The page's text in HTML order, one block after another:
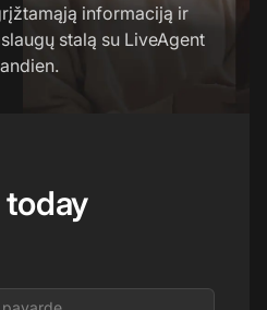
informaciją ir
stalą su LiveAgent